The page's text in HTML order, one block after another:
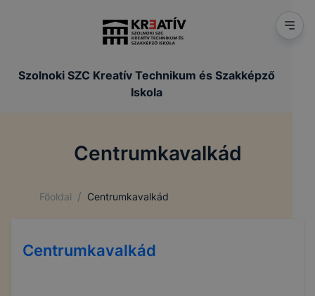
Szolnoki SZC Kreatív Technikum és Szakképző
Iskola
Centrumkavalkád
Főoldal / Centrumkavalkád
Centrumkavalkád